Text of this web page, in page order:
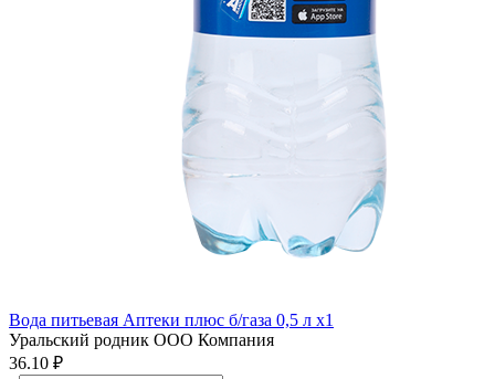
Вода питьевая Аптеки плюс б/газа 0,5 л x1
Уральский родник ООО Компания
36.10 ₽